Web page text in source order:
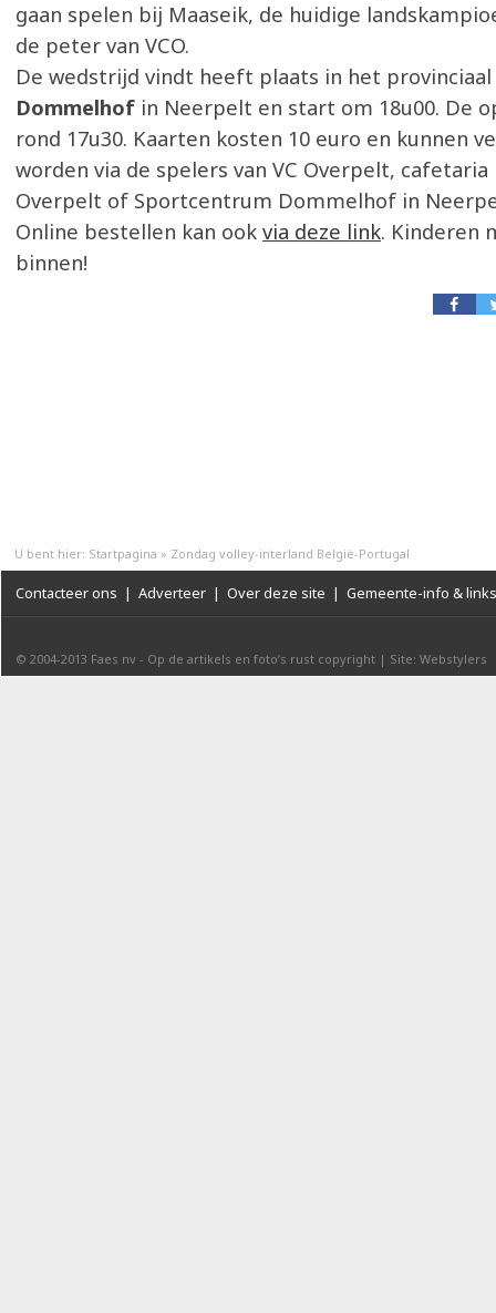
gaan spelen bij Maaseik, de huidige
de peter van VCO.
De wedstrijd vindt heeft plaats in het provinciaal
Dommelhof in Neerpelt en start om 18u00. De
rond 17u30. Kaarten kosten 10 euro en kunnen
worden via de spelers van VC Overpelt,
Overpelt of Sportcentrum Dommelhof in
Online bestellen kan ook via deze link. Kinderen
binnen!
U bent hier: Startpagina » Zondag volley-interland België-Portugal
Contacteer ons | Adverteer | Over deze site | Gemeente-info & links
© 2004-2013 Faes nv - Op de artikels en foto’s rust copyright | Site: Webstylers